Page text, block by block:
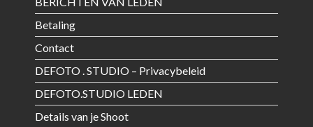
Betaling
Contact
DEFOTO . STUDIO – Privacybeleid
DEFOTO.STUDIO LEDEN
Details van je Shoot